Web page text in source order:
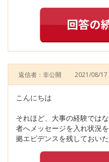
返信者：非公開 2021/08/17
こんにちは
それほど、大事の経験では
者へメッセージを入れ状況
拠エビデンスを残してお